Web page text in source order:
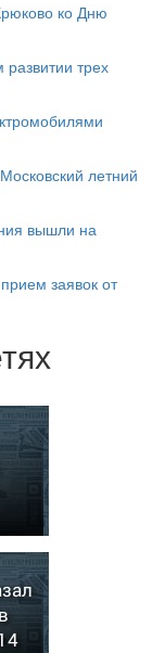
ко Дню
трех
летний
вышли на
заявок от